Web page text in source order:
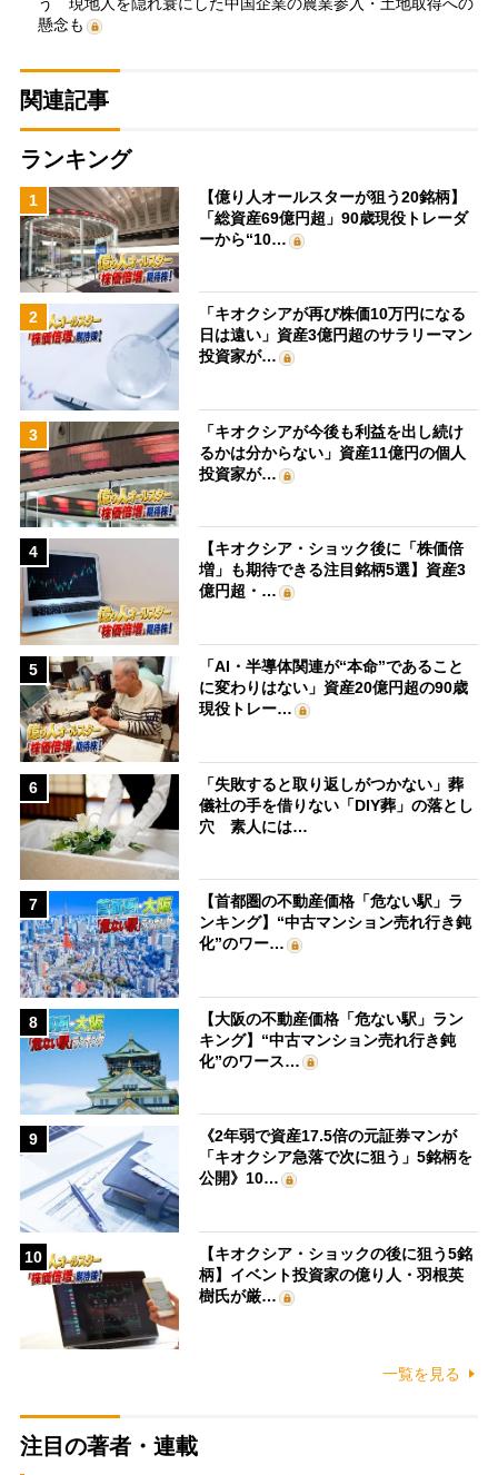
懸念も
関連記事
ランキング
1
【億り人オールスターが狙う20銘柄】
「総資産69億円超」90歳現役トレーダ
ーから“10…
2
「キオクシアが再び株価10万円になる
日は遠い」資産3億円超のサラリーマン
投資家が…
3
「キオクシアが今後も利益を出し続け
るかは分からない」資産11億円の個人
投資家が…
4
【キオクシア・ショック後に「株価倍
増」も期待できる注目銘柄5選】資産3
億円超・…
5
「AI・半導体関連が“本命”であること
に変わりはない」資産20億円超の90歳
現役トレー…
6
「失敗すると取り返しがつかない」葬
儀社の手を借りない「DIY葬」の落とし
穴 素人には…
7
【首都圏の不動産価格「危ない駅」ラ
ンキング】“中古マンション売れ行き鈍
化”のワー…
8
【大阪の不動産価格「危ない駅」ラン
キング】“中古マンション売れ行き鈍
化”のワース…
9
《2年弱で資産17.5倍の元証券マンが
「キオクシア急落で次に狙う」5銘柄を
公開》10…
10
【キオクシア・ショックの後に狙う5銘
柄】イベント投資家の億り人・羽根英
樹氏が厳…
一覧を見る
注目の著者・連載